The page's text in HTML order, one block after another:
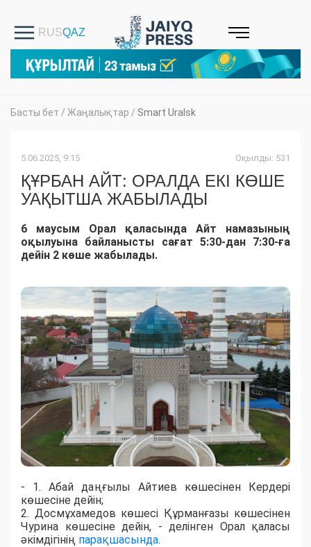
Басты бет / Жаңалықтар / Smart Uralsk
5.06.2025, 9:15 Оқылды: 531
ҚҰРБАН АЙТ: ОРАЛДА ЕКІ КӨШЕ
УАҚЫТША ЖАБЫЛАДЫ
6 маусым Орал қаласында Айт намазының
оқылуына байланысты сағат 5:30-дан 7:30-ға
дейін 2 көше жабылады.
- 1. Абай даңғылы Айтиев көшесінен Кердері
көшесіне дейін;
2. Досмұхамедов көшесі Құрманғазы көшесінен
Чурина көшесіне дейін, - делінген Орал қаласы
әкімдігінің парақшасында.